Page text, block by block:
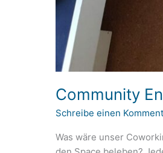
Community
Schreibe einen
Was wäre unser